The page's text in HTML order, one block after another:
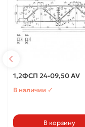
1,2ФСП 24-09,50 АV
В наличии ✓
В корзину